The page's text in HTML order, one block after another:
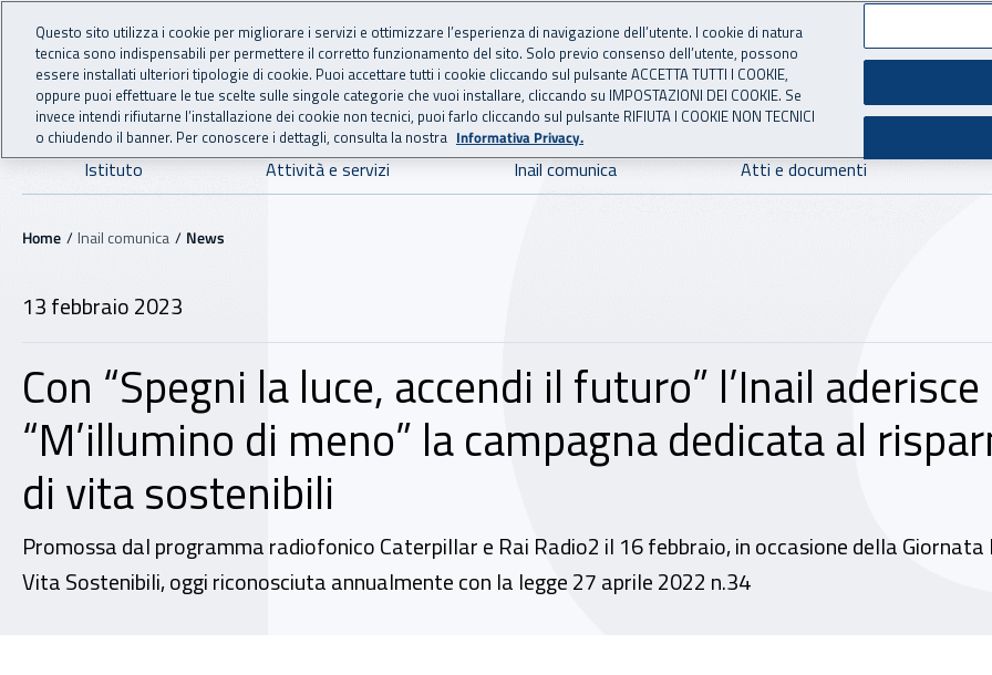
Vai al menu principale
Vai al contenuto principale
INAIL - Istituto Nazionale per l'Assicurazione
Navigazione principale
Istituto Attività e servizi Inail comunica Atti e documenti
Navigazione - Ti trovi in:
Home Inail comunica News
13 febbraio 2023
Con “Spegni la luce, accendi il futuro” l’Inail
“M’illumino di meno” la campagna dedicata al
di vita sostenibili
Promossa dal programma radiofonico Caterpillar e Rai Radio2 il 16 febbraio, in occasione della
Vita Sostenibili, oggi riconosciuta annualmente con la legge 27 aprile 2022 n.34
Questo sito utilizza i cookie per migliorare i servizi e ottimizzare l’esperienza di navigazione dell’utente. I cookie di natura
tecnica sono indispensabili per permettere il corretto funzionamento del sito. Solo previo consenso dell’utente, possono
essere installati ulteriori tipologie di cookie. Puoi accettare tutti i cookie cliccando sul pulsante ACCETTA TUTTI I COOKIE,
oppure puoi effettuare le tue scelte sulle singole categorie che vuoi installare, cliccando su IMPOSTAZIONI DEI COOKIE. Se
invece intendi rifiutarne l’installazione dei cookie non tecnici, puoi farlo cliccando sul pulsante RIFIUTA I COOKIE NON TECNICI
o chiudendo il banner. Per conoscere i dettagli, consulta la nostra Informativa Privacy.